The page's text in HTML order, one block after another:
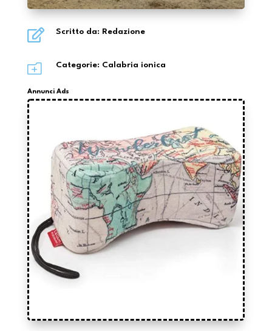
 Scritto da: Redazione
o Categorie: Calabria ionica
Annunci Ads